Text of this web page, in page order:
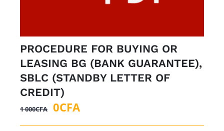
PROCEDURE FOR BUYING OR
LEASING BG (BANK GUARANTEE),
SBLC (STANDBY LETTER OF
CREDIT)
1 000CFA
Le
prix
0CFALe
prix